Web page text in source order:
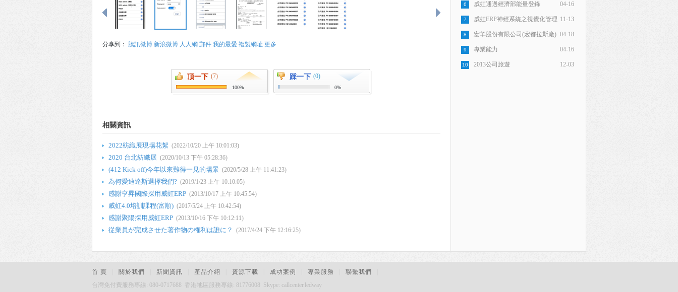
分享到： 騰訊微博 新浪微博 人人網 郵件 我的最愛 複製網址 更多
頂一下 (7)
100%
踩一下 (0)
0%
相關資訊
2022紡織展現場花絮 (2022/10/20 上午 10:01:03)
2020 台北紡織展 (2020/10/13 下午 05:28:36)
(412 Kick off)今年以來難得一見的場景 (2020/5/28 上午 11:41:23)
為何愛迪達斯選擇我們? (2019/1/23 上午 10:10:05)
感謝亨昇國際採用威虹ERP (2013/10/17 上午 10:45:54)
威虹4.0培訓課程(富順) (2017/5/24 上午 10:42:54)
感謝聚陽採用威虹ERP (2013/10/16 下午 10:12:11)
従業員が完成させた著作物の権利は誰に？ (2017/4/24 下午 12:16:25)
04-16
6 威虹通過經濟部能量登錄
11-13
7 威虹ERP神經系統之視覺化管理
04-18
8 宏羊股份有限公司(宏都拉斯廠)
04-16
9 專業能力
12-03
10 2013公司旅遊
首 頁 關於我們 新聞資訊 產品介紹 資源下載 成功案例 專業服務 聯繫我們
台灣免付費服務專線: 080-0717688 香港地區服務專線: 81776008 Skype: callcenter.ledway